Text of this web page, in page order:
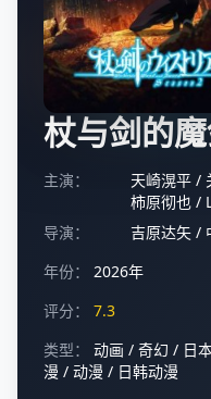
杖与剑的
主演： 天崎滉平 /
柿原彻也 /
导演：
吉原达矢 /
年份：
2026年
评分：
7.3
类型：
动画 / 奇幻 / 日
漫 / 动漫 / 日韩动漫